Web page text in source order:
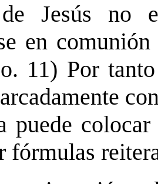
Jesús no
en
11) Por
puede
fórmulas